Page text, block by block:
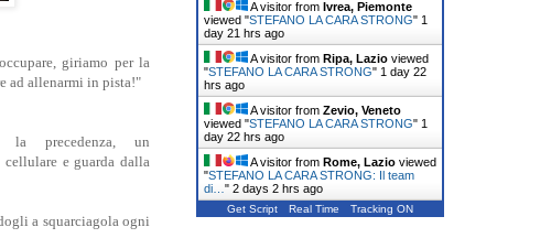
giriamo per la
ad allenarmi in pista!"
precedenza, un
e guarda dalla
a squarciagola ogni
A visitor from Ivrea, Piemonte
viewed "STEFANO LA CARA STRONG" 1
day 21 hrs ago
A visitor from Ripa, Lazio viewed
"STEFANO LA CARA STRONG" 1 day 22
hrs ago
A visitor from Zevio, Veneto
viewed "STEFANO LA CARA STRONG" 1
day 22 hrs ago
A visitor from Rome, Lazio viewed
"STEFANO LA CARA STRONG: Il team
di… " 2 days 2 hrs ago
Get Script Real Time Tracking ON